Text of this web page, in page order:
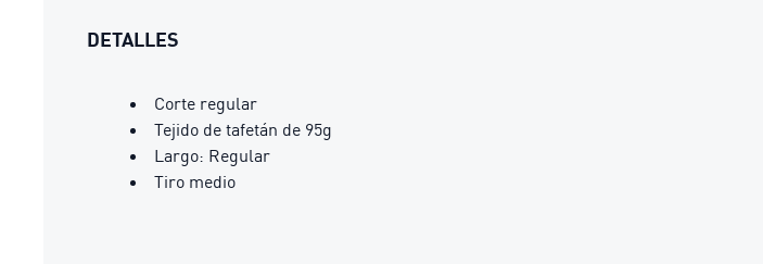
DETALLES
Corte regular
Tejido de tafetán de 95g
Largo: Regular
Tiro medio